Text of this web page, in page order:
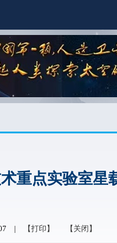
重点实验室星
| 【打印】 【关闭】